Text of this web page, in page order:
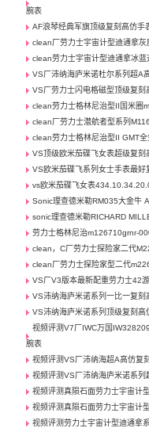
腕表
AF浪琴经典军旗顶级复刻高仿
clean厂劳力士宇宙计型迪通拿
clean劳力士宇宙计型迪通拿冰
VS厂沛纳海庐米诺杜尔系列超A
VS厂劳力士闪电格磁型顶级复
clean劳力士格林尼治型II国米圈
clean厂劳力士潜航者型系列
clean劳力士格林尼治型II GMT
VS顶级欧米茄碟飞女表超级复
VS欧米茄碟飞系列女士手表最
vs欧米茄碟飞女表
Sonic理查德米勒RM035大金牛
sonic理查德米勒RICHARD
劳力士格林尼治m126710grnr-
clean，C厂劳力士探险家二代
clean厂劳力士探险家型二代
VS厂V3版本最新配重劳力士42
VS沛纳海庐米诺系列一比一复
VS沛纳海庐米诺系列顶级复刻
视频评测V7厂IWC万国
腕表
视频评测VS厂沛纳海超A高仿复
视频评测VS厂沛纳海庐米诺系
视频评测真陨石面劳力士宇宙计
视频评测真陨石面劳力士宇宙计
视频评测劳力士宇宙计型迪通拿